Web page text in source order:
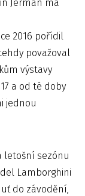
Jerman má
2016 pořídil
považoval
výstavy
a od té doby
jednou
letošní sezónu
Lamborghini
do závodění,